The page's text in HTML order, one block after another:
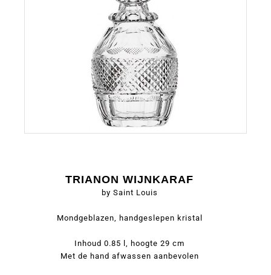
TRIANON WIJNKARAF
by Saint Louis
Mondgeblazen, handgeslepen kristal
Inhoud 0.85 l, hoogte 29 cm
Met de hand afwassen aanbevolen